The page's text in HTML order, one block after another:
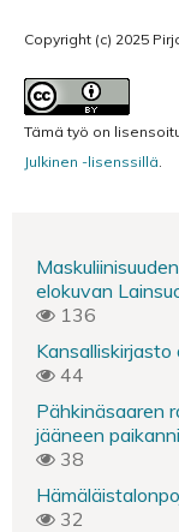
Copyright (c) 2025
Tämä työ on
Julkinen -lisenssillä.
elokuvan
136
Kansalliskirjasto
44
Pähkinäsaaren
jääneen
38
32